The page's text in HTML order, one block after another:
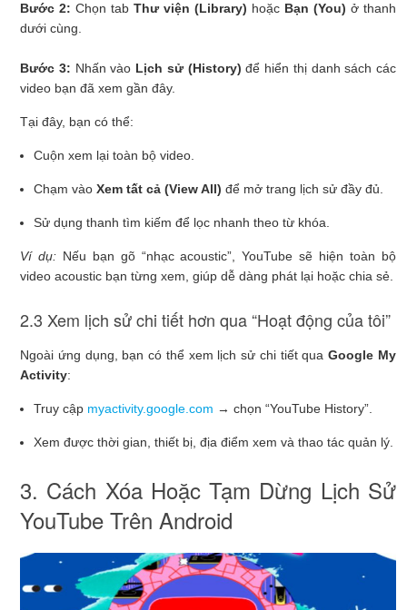
Bước 2: Chọn tab Thư viện (Library) hoặc Bạn (You) ở thanh
dưới cùng.
Bước 3: Nhấn vào Lịch sử (History) để hiển thị danh sách các
video bạn đã xem gần đây.
Tại đây, bạn có thể:
Cuộn xem lại toàn bộ video.
Chạm vào Xem tất cả (View All) để mở trang lịch sử đầy đủ.
Sử dụng thanh tìm kiếm để lọc nhanh theo từ khóa.
Ví dụ:Nếu bạn gõ “nhạc acoustic”, YouTube sẽ hiện toàn bộ
video acoustic bạn từng xem, giúp dễ dàng phát lại hoặc chia sẻ.
2.3 Xem lịch sử chi tiết hơn qua “Hoạt động của tôi”
Ngoài ứng dụng, bạn có thể xem lịch sử chi tiết quaGoogle My
Activity:
Truy cập myactivity.google.com → chọn “YouTube History”.
Xem được thời gian, thiết bị, địa điểm xem và thao tác quản lý.
3. Cách Xóa Hoặc Tạm Dừng Lịch Sử
YouTube Trên Android